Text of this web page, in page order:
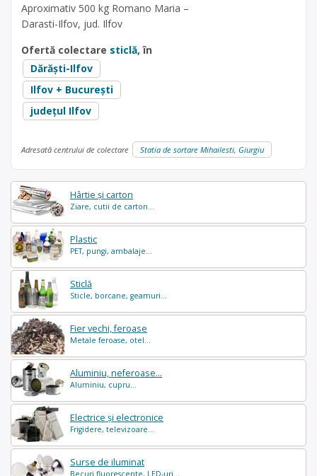
Hârtie și carton
Ziare, cutii de carton...
Plastic
PET, pungi, ambalaje...
Sticlă
Sticle, borcane, geamuri...
Fier vechi, feroase
Metale feroase, otel...
Aluminiu, neferoase...
Aluminiu, cupru...
Electrice și electronice
Frigidere, televizoare...
Surse de iluminat
Becuri fluorescente, LED-uri...
Aproximativ 500 kg Romano Maria –
Darasti-Ilfov, jud. Ilfov
Ofertă colectare sticlă, în
Dărăşti-Ilfov
Ilfov + București
județul Ilfov
Adresată centrului de colectare Statia de sortare Mihailesti, Giurgiu